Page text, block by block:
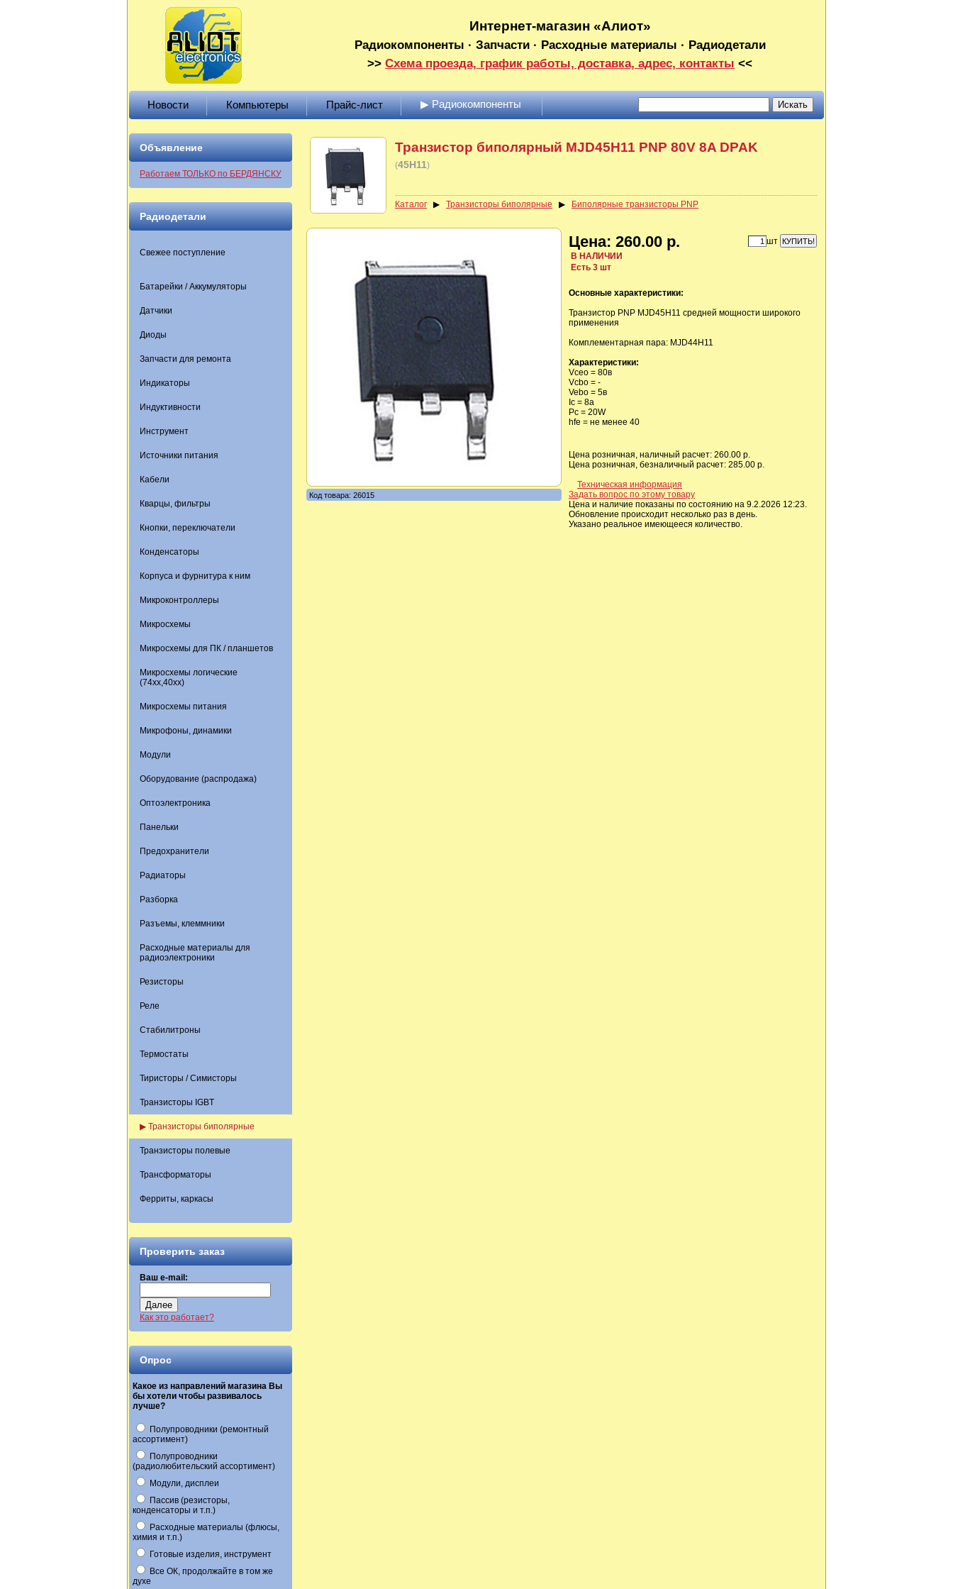
Интернет-магазин «Алиот»
Радиокомпоненты · Запчасти · Расходные материалы · Радиодетали
>> Схема проезда, график работы, доставка, адрес, контакты <<
Новости Компьютеры Прайс-лист ▶ Радиокомпоненты
Объявление
Работаем ТОЛЬКО по БЕРДЯНСКУ
Радиодетали
Свежее поступление
Батарейки / Аккумуляторы
Датчики
Диоды
Запчасти для ремонта
Индикаторы
Индуктивности
Инструмент
Источники питания
Кабели
Кварцы, фильтры
Кнопки, переключатели
Конденсаторы
Корпуса и фурнитура к ним
Микроконтроллеры
Микросхемы
Микросхемы для ПК / планшетов
Микросхемы логические
(74xx,40xx)
Микросхемы питания
Микрофоны, динамики
Модули
Оборудование (распродажа)
Оптоэлектроника
Панельки
Предохранители
Радиаторы
Разборка
Разъемы, клеммники
Расходные материалы для
радиоэлектроники
Резисторы
Реле
Стабилитроны
Термостаты
Тиристоры / Симисторы
Транзисторы IGBT
▶ Транзисторы биполярные
Транзисторы полевые
Трансформаторы
Ферриты, каркасы
Проверить заказ
Ваш e-mail:
Далее
Как это работает?
Опрос
Какое из направлений магазина Вы
бы хотели чтобы развивалось
лучше?
Полупроводники (ремонтный
ассортимент)
Полупроводники
(радиолюбительский ассортимент)
Модули, дисплеи
Пассив (резисторы,
конденсаторы и т.п.)
Расходные материалы (флюсы,
химия и т.п.)
Готовые изделия, инструмент
Все ОК, продолжайте в том же
духе
Транзистор биполярный MJD45H11 PNP 80V 8A DPAK
(45H11)
Каталог ▶ Транзисторы биполярные ▶ Биполярные транзисторы PNP
Код товара: 26015
Цена: 260.00 р.
В НАЛИЧИИ
Есть 3 шт
шт
Основные характеристики:
Транзистор PNP MJD45H11 средней мощности широкого
применения
Комплементарная пара: MJD44H11
Характеристики:
Vceo = 80в
Vcbo = -
Vebo = 5в
Ic = 8a
Pc = 20W
hfe = не менее 40
Цена розничная, наличный расчет: 260.00 р.
Цена розничная, безналичный расчет: 285.00 р.
Техническая информация
Задать вопрос по этому товару
Цена и наличие показаны по состоянию на 9.2.2026 12:23.
Обновление происходит несколько раз в день.
Указано реальное имеющееся количество.